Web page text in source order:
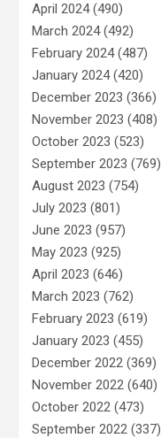
April 2024(490)
March 2024(492)
February 2024(487)
January 2024(420)
December 2023 (366)
November 2023 (408)
October 2023 (523)
September 2023 (769)
August 2023 (754)
July 2023 (801)
June 2023 (957)
May 2023 (925)
April 2023 (646)
March 2023 (762)
February 2023 (619)
January 2023 (455)
December 2022 (369)
November 2022 (640)
October 2022 (473)
September 2022 (337)